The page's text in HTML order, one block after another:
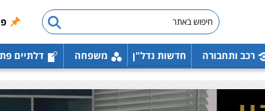
רכב ותחבורה חדשות נדל"ן משפחה דלתיים